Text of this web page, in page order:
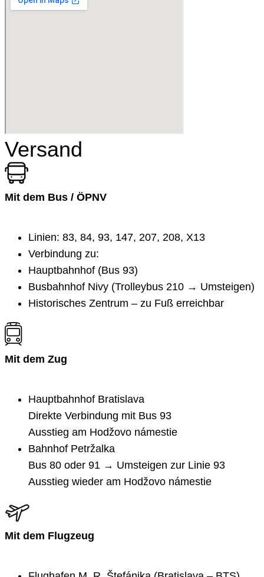
Versand
Mit dem Bus / ÖPNV
Linien: 83, 84, 93, 147, 207, 208, X13
Verbindung zu:
Hauptbahnhof (Bus 93)
Busbahnhof Nivy (Trolleybus 210 → Umsteigen)
Historisches Zentrum – zu Fuß erreichbar
Mit dem Zug
Hauptbahnhof Bratislava
Direkte Verbindung mit Bus 93
Ausstieg am Hodžovo námestie
Bahnhof Petržalka
Bus 80 oder 91 → Umsteigen zur Linie 93
Ausstieg wieder am Hodžovo námestie
Mit dem Flugzeug